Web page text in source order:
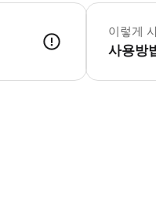
네가라에 위치
이렇게
사용방